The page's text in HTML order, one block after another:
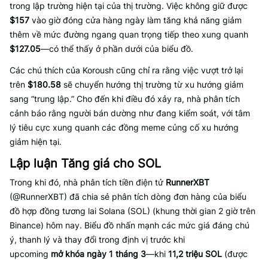
trong lập trường hiện tại của thị trường. Việc không giữ được
$157 vào giờ đóng cửa hàng ngày làm tăng khả năng giảm
thêm về mức đường ngang quan trọng tiếp theo xung quanh
$127.05—có thể thấy ở phần dưới của biểu đồ.
Các chú thích của Koroush cũng chỉ ra rằng việc vượt trở lại
trên $180.58 sẽ chuyển hướng thị trường từ xu hướng giảm
sang “trung lập.” Cho đến khi điều đó xảy ra, nhà phân tích
cảnh báo rằng người bán dường như đang kiểm soát, với tâm
lý tiêu cực xung quanh các đồng meme củng cố xu hướng
giảm hiện tại.
Lập luận Tăng giá cho SOL
Trong khi đó, nhà phân tích tiền điện tử RunnerXBT
(@RunnerXBT) đã chia sẻ phân tích dòng đơn hàng của biểu
đồ hợp đồng tương lai Solana (SOL) (khung thời gian 2 giờ trên
Binance) hôm nay. Biểu đồ nhấn mạnh các mức giá đáng chú
ý, thanh lý và thay đổi trong định vị trước khi
upcoming mở khóa ngày 1 tháng 3—khi 11,2 triệu SOL (được